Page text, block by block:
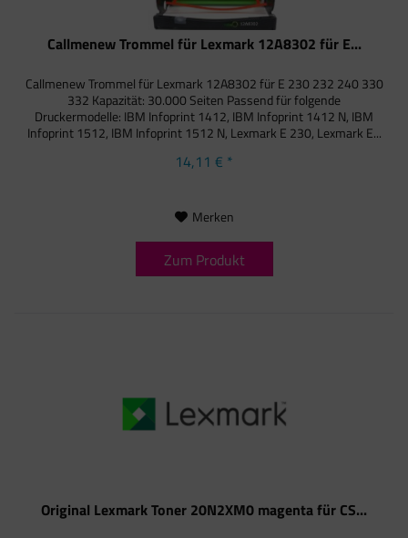
Callmenew Trommel für Lexmark 12A8302 für E...
Callmenew Trommel für Lexmark 12A8302 für E 230 232 240 330
332 Kapazität: 30.000 Seiten Passend für folgende
Druckermodelle: IBM Infoprint 1412, IBM Infoprint 1412 N, IBM
Infoprint 1512, IBM Infoprint 1512 N, Lexmark E 230, Lexmark E...
14,11 € *
Merken
Zum Produkt
Original Lexmark Toner 20N2XM0 magenta für CS...